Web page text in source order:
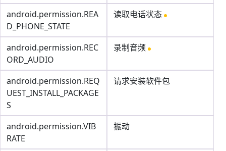
android.permission.REA
D_PHONE_STATE
读取电话状态
android.permission.REC
ORD_AUDIO
录制音频
android.permission.REQ
UEST_INSTALL_PACKAGE
S
请求安装软件包
android.permission.VIB
RATE
振动